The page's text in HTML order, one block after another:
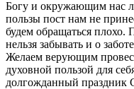
Богу и окружающим нас
пользы пост нам не
будем обращаться
нельзя забывать и о
Желаем верующим
духовной пользой для
долгожданный праздник